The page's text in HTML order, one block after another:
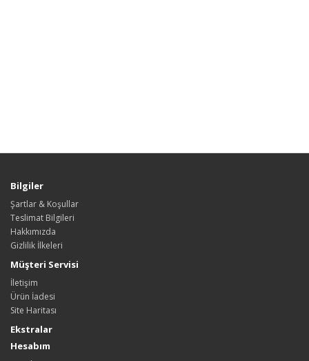
Bilgiler
Şartlar & Koşullar
Teslimat Bilgileri
Hakkımızda
Gizlilik İlkeleri
Müşteri Servisi
İletişim
Ürün İadesi
Site Haritası
Ekstralar
Hesabım